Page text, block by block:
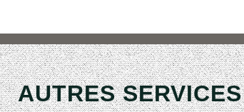
AUTRES SERVICES